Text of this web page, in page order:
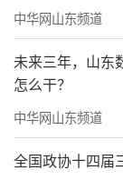
一的父亲王
家，也是全
籍山东牟平
江省巴彦县
住的乡村缺
决心，将来
中华网山东频道
未来三年，山东
怎么干？
中华网山东频道
全国政协十四届